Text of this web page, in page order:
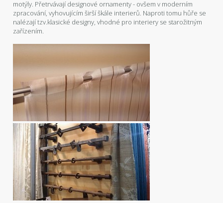
motýly. Přetrvávají designové ornamenty - ovšem v moderním
zpracování, vyhovujícím širší škále interierů. Naproti tomu hůře se
nalézají tzv.klasické designy, vhodné pro interiery se starožitným
zařízením.